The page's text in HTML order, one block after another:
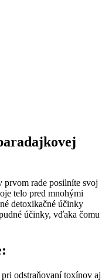
rade posilníte svoj
telo pred mnohými
detoxikačné účinky
účinky, vďaka čomu
odstraňovaní toxínov aj